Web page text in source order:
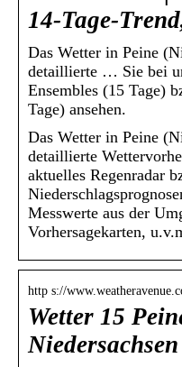
14-Tage-
Das Wetter in Peine
detaillierte … Sie bei
Ensembles (15 Tage)
Tage) ansehen.
Das Wetter in Peine
detaillierte
aktuelles Regenradar
Messwerte aus der
Vorhersagekarten,
http s://
Wetter 15